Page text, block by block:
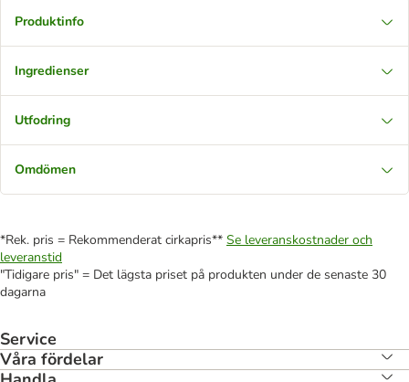
Produktinfo
Ingredienser
Utfodring
Omdömen
*Rek. pris = Rekommenderat cirkapris** Se leveranskostnader och
leveranstid
"Tidigare pris" = Det lägsta priset på produkten under de senaste 30
dagarna
Service
Våra fördelar